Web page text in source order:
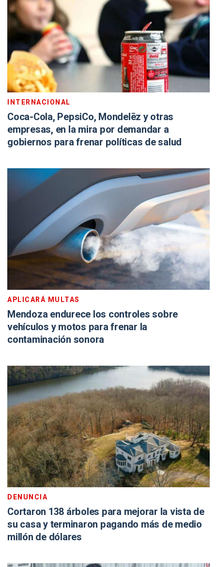
INTERNACIONAL
Coca-Cola, PepsiCo, Mondelēz y otras
empresas, en la mira por demandar a
gobiernos para frenar políticas de salud
APLICARÁ MULTAS
Mendoza endurece los controles sobre
vehículos y motos para frenar la
contaminación sonora
DENUNCIA
Cortaron 138 árboles para mejorar la vista de
su casa y terminaron pagando más de medio
millón de dólares